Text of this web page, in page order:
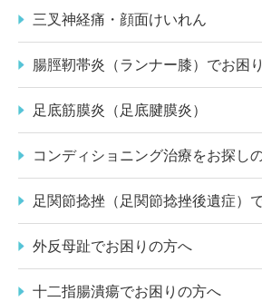
三叉神経痛・顔面けいれん
腸脛靭帯炎（ランナー膝）でお困
足底筋膜炎（足底腱膜炎）
コンディショニング治療をお探し
足関節捻挫（足関節捻挫後遺症）
外反母趾でお困りの方へ
十二指腸潰瘍でお困りの方へ